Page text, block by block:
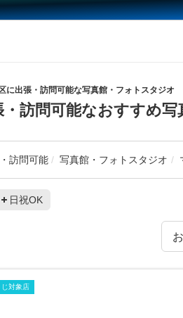
に出張・訪問可能な写真館・フォトスタジオ
訪問可能なおすすめ
訪問可能 写真館・フォトスタジオ
日祝OK
対象店